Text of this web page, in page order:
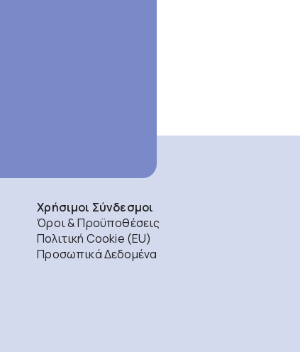
Χρήσιμοι Σύνδεσμοι
Όροι & Προϋποθέσεις
Πολιτική Cookie (EU)
Προσωπικά Δεδομένα